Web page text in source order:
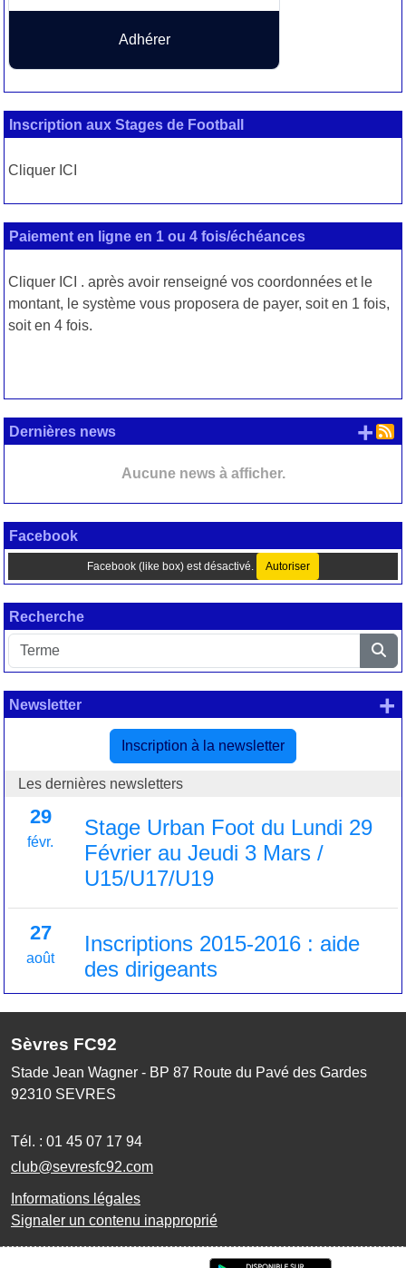
Adhérer
Inscription aux Stages de Football
Cliquer ICI
Paiement en ligne en 1 ou 4 fois/échéances
Cliquer ICI . après avoir renseigné vos coordonnées et le
montant, le système vous proposera de payer, soit en 1 fois,
soit en 4 fois.
Dernières news
Aucune news à afficher.
+
Facebook
Facebook (like box) est désactivé. Autoriser
Recherche
Newsletter
Inscription à la newsletter
Les dernières newsletters
29
févr.
Stage Urban Foot du Lundi 29
Février au Jeudi 3 Mars /
U15/U17/U19
27
août
Inscriptions 2015-2016 : aide
des dirigeants
+
Sèvres FC92
Stade Jean Wagner - BP 87 Route du Pavé des Gardes
92310 SEVRES
Tél. : 01 45 07 17 94
club@sevresfc92.com
Informations légales
Signaler un contenu inapproprié